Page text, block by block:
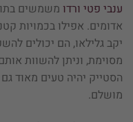
ענבי פטי ורדו משמשים
אדומים. אפילו בכמויות
יקב גלילאו, הם יכולים
מסוימת, וניתן להשוות
הסטייק יהיה טעים מאוד
מושלם.